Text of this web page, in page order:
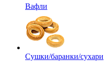
Вафли
Сушки/баранки/сухари